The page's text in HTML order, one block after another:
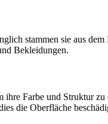
stammen ​sie aus
Bekleidungen.
Farbe und Struktur
die Oberfläche